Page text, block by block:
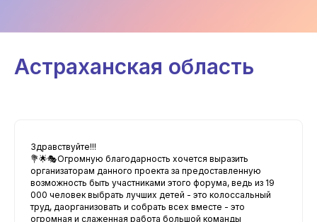
Астраханская область
Здравствуйте!!!
💐🌟🎭Огромную благодарность хочется выразить
организаторам данного проекта за предоставленную
возможность быть участниками этого форума, ведь из 19
000 человек выбрать лучших детей - это колоссальный
труд, даорганизовать и собрать всех вместе - это
огромная и слаженная работа большой команды